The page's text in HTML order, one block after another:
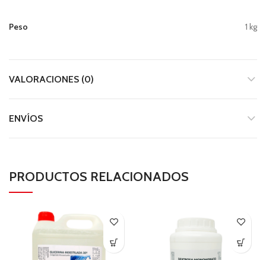
Peso 1 kg
VALORACIONES (0)
ENVÍOS
PRODUCTOS RELACIONADOS